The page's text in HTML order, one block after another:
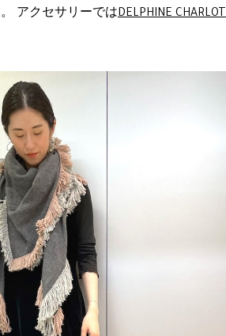
アクセサリーではDELPHINE